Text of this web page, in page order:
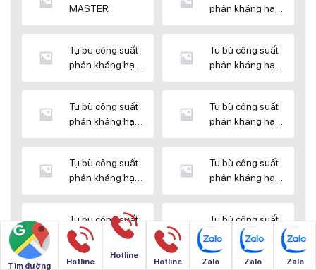
MASTER
phản kháng hạ
Tụ bù công suất
phản kháng hạ
Tụ bù công suất
phản kháng hạ
Tụ bù công suất
phản kháng hạ
Tụ bù công suất
phản kháng hạ
Tụ bù công suất
phản kháng hạ
Tụ bù công suất
phản kháng hạ
Tụ bù công suất
phản kháng hạ
thế SHIZUKI
Tụ bù công suất
phản kháng hạ
thế SINO
Tìm đường Hotline
Hotline
Hotline Zalo Zalo Zalo